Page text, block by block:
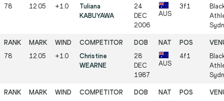
78 12.05 +1.0
Tuliana
KABUYAWA
24
DEC
2006
AUS
3f1
78 12.05 +1.0
Christine
WEARNE
28
DEC
1987
AUS
4f1